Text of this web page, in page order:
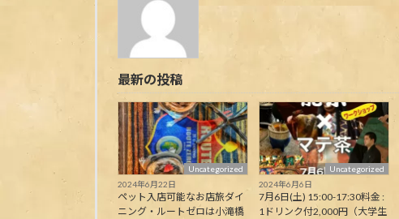
最新の投稿
Uncategorized
2024年6月22日
ペット入店可能なお店旅ダイ
ニング・ルートゼロは小滝橋
Uncategorized
2024年6月6日
7月6日(土) 15:00-17:30料金 :
1ドリンク付2,000円（大学生